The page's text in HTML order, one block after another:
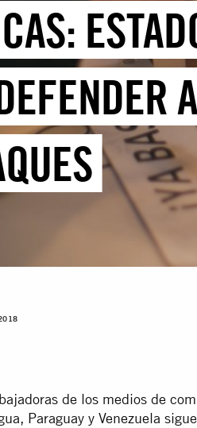
de los medios de
Paraguay y Venezuela